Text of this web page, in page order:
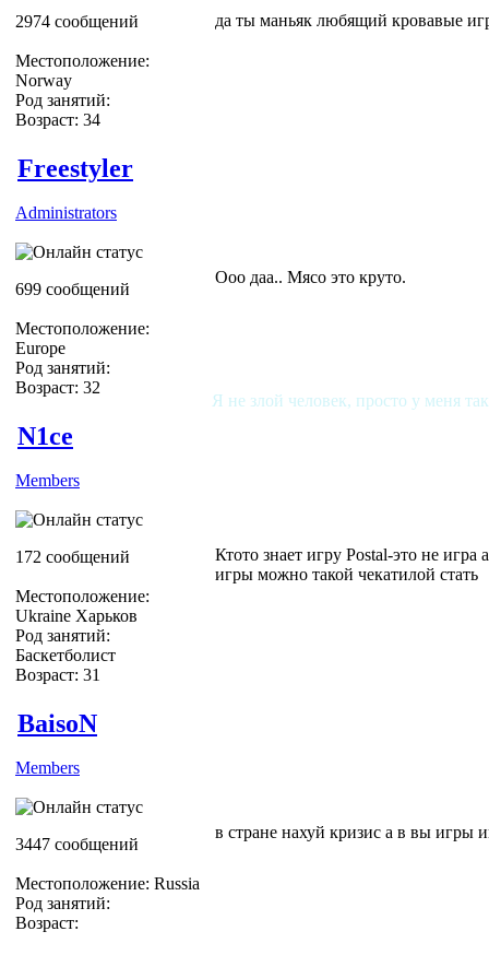
2974 сообщений
Местоположение:
Norway
Род занятий:
Возраст: 34
да ты маньяк любящий кровавые
Freestyler
Administrators
699 сообщений
Местоположение:
Europe
Род занятий:
Возраст: 32
Ооо даа.. Мясо это круто.
Я не злой человек, просто у меня
N1ce
Members
172 сообщений
Местоположение:
Ukraine Харьков
Род занятий:
Баскетболист
Возраст: 31
Ктото знает игру Postal-это не
игры можно такой чекатилой стать
BaisoN
Members
3447 сообщений
Местоположение: Russia
Род занятий:
Возраст:
в стране нахуй кризис а в вы игры